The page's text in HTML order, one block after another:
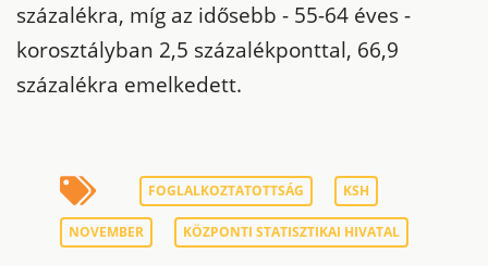
százalékra, míg az idősebb - 55-64 éves -
korosztályban 2,5 százalékponttal, 66,9
százalékra emelkedett.
FOGLALKOZTATOTTSÁG KSH
NOVEMBER KÖZPONTI STATISZTIKAI HIVATAL